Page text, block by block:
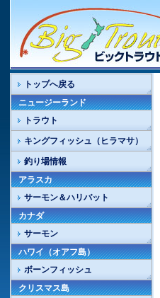
トップへ戻る
ニュージーランド
トラウト
キングフィッシュ（ヒラマサ）
釣り場情報
アラスカ
サーモン＆ハリバット
カナダ
サーモン
ハワイ（オアフ島）
ボーンフィッシュ
クリスマス島